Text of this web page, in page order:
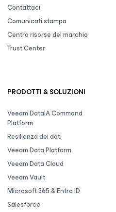
Contattaci
Comunicati stampa
Centro risorse del marchio
Trust Center
PRODOTTI & SOLUZIONI
Veeam DataIA Command
Platform
Resilienza dei dati
Veeam Data Platform
Veeam Data Cloud
Veeam Vault
Microsoft 365 & Entra ID
Salesforce